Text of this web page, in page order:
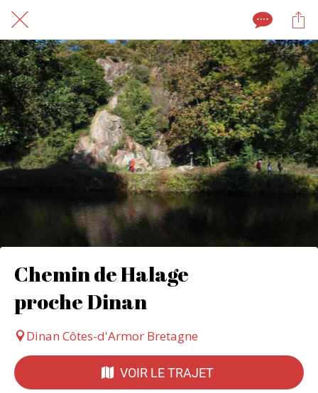
Chemin de Halage
proche Dinan
Dinan Côtes-d'Armor Bretagne
VOIR LE TRAJET